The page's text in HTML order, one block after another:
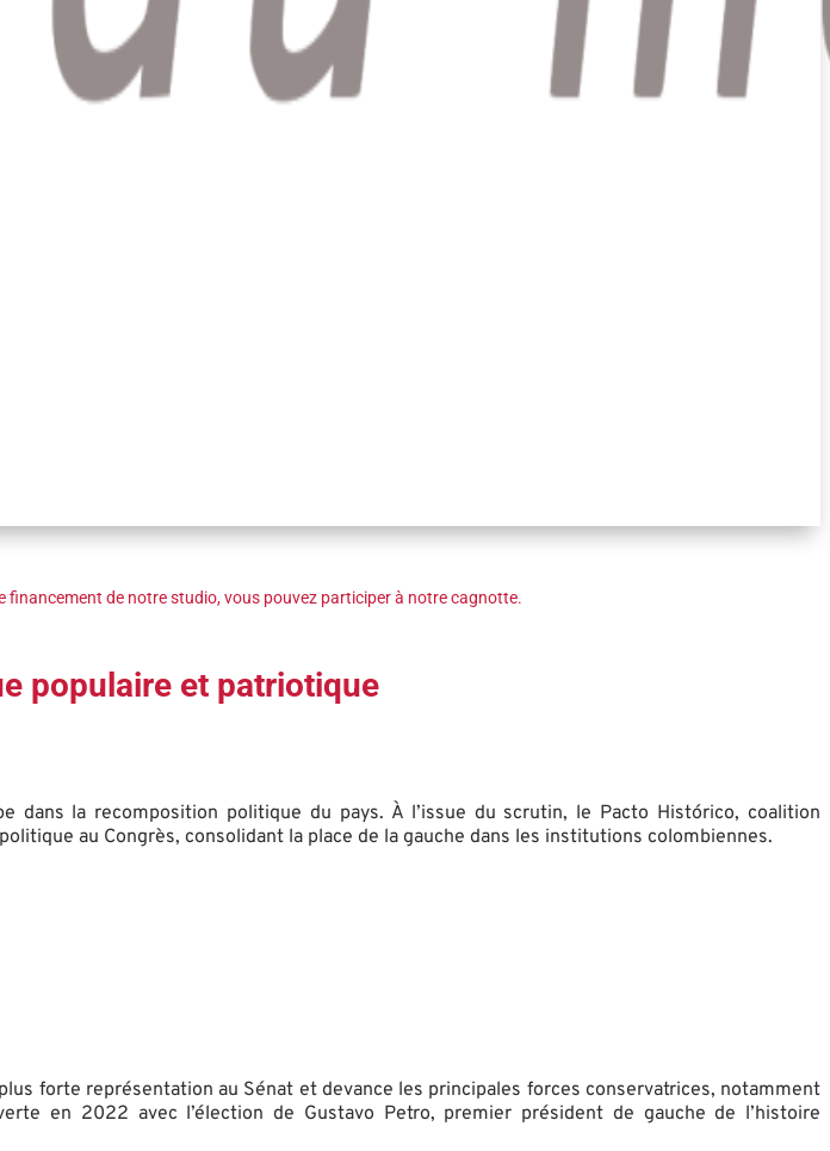
de notre studio, vous pouvez participer à notre cagnotte.
populaire et patriotique
la recomposition politique du pays. À l’issue du scrutin, le Pacto Histórico, coalition
au Congrès, consolidant la place de la gauche dans les institutions colombiennes.
forte représentation au Sénat et devance les principales forces conservatrices, notamment
en 2022 avec l’élection de Gustavo Petro, premier président de gauche de l’histoire